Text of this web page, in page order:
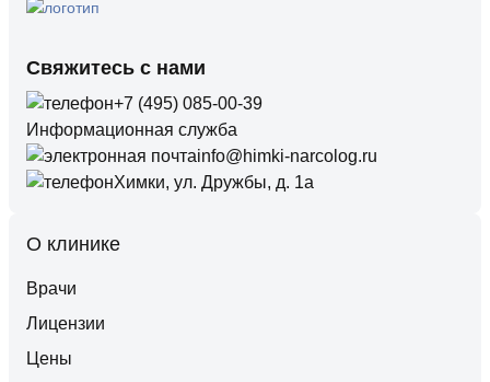
Свяжитесь с нами
+7 (495) 085-00-39
Информационная служба
info@himki-narcolog.ru
Химки, ул. Дружбы, д. 1а
О клинике
Врачи
Лицензии
Цены